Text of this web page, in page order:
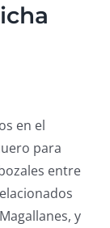
en el
para
entre
y